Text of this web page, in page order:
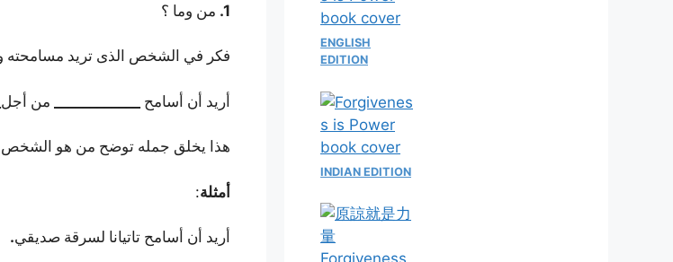
1. من وما ؟
فكر في الشخص الذى تريد مسامحته
أريد أن أسامح من أجل
هذا يخلق جمله توضح من هو الشخص
أمثلة:
أريد أن أسامح تاتيانا لسرقة صديقي.
ENGLISH
EDITION
INDIAN EDITION